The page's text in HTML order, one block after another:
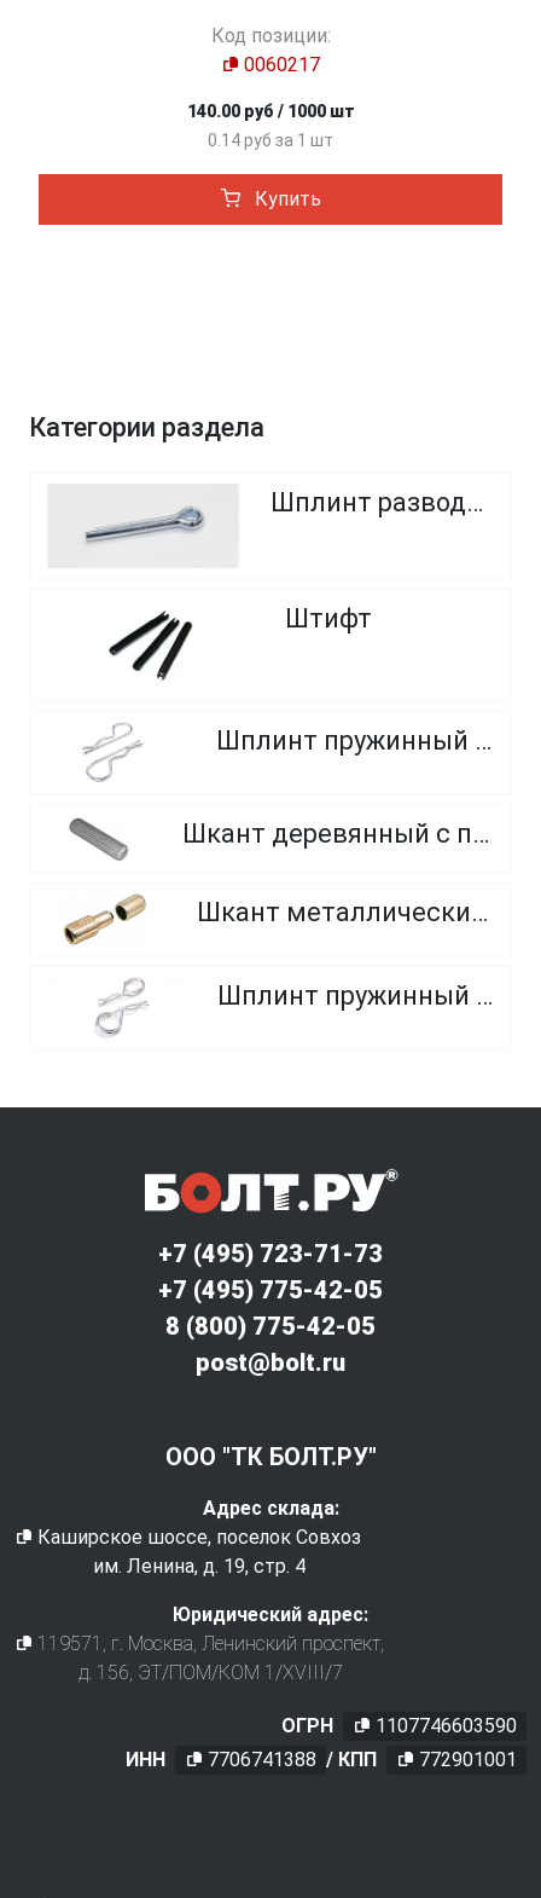
Код позиции:
0060217
140.00 руб / 1000 шт
0.14 руб за 1 шт
Купить
Категории раздела
Шплинт разводной
Штифт
Шплинт пружинный (без кольца)
Шкант деревянный с прямой нарезкой, форма A
Шкант металлический (цинковое литье)
Шплинт пружинный (с кольцом)
+7 (495) 723-71-73
+7 (495) 775-42-05
8 (800) 775-42-05
post@bolt.ru
ООО "ТК БОЛТ.РУ"
Адрес склада:
Каширское шоссе, поселок Совхоз
им. Ленина, д. 19, стр. 4
Юридический адрес:
119571 , г. Москва, Ленинский проспект,
д. 156, ЭТ/ПОМ/КОМ 1/XVIII/7
ОГРН
1107746603590
ИНН
7706741388 / КПП 772901001